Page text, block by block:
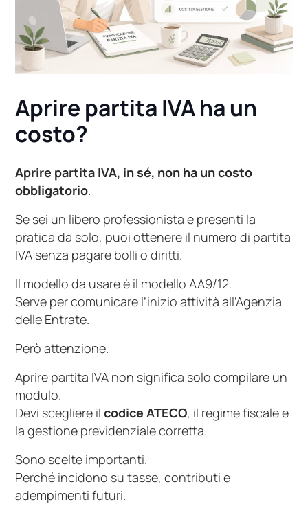
Aprire partita IVA ha un
costo?
Aprire partita IVA, in sé, non ha un costo
obbligatorio.
Se sei un libero professionista e presenti la
pratica da solo, puoi ottenere il numero di partita
IVA senza pagare bolli o diritti.
Il modello da usare è il modello AA9/12.
Serve per comunicare l’inizio attività all’Agenzia
delle Entrate.
Però attenzione.
Aprire partita IVA non significa solo compilare un
modulo.
Devi scegliere ilcodice ATECO, il regime fiscale e
la gestione previdenziale corretta.
Sono scelte importanti.
Perché incidono su tasse, contributi e
adempimenti futuri.